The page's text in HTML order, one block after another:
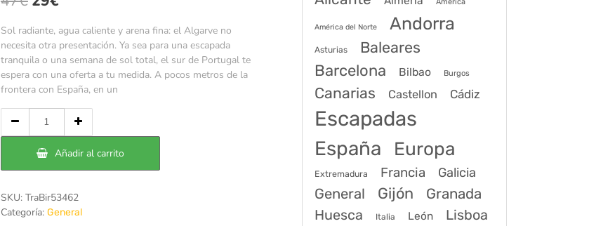
precio
original
era:
47€.
precio
actual
es:
29€.
Sol radiante, agua caliente y arena fina: el Algarve no
necesita otra presentación. Ya sea para una escapada
tranquila o una semana de sol total, el sur de Portugal te
espera con una oferta a tu medida. A pocos metros de la
frontera con España, en un
sol
del
Añadir al carrito
SKU: TraBir53462
Categoría: General
América del Norte Andorra
Asturias Baleares
Barcelona Bilbao Burgos
Canarias Castellon Cádiz
Escapadas
España Europa
Extremadura Francia Galicia
General Gijón
Granada
Huesca
Italia León Lisboa